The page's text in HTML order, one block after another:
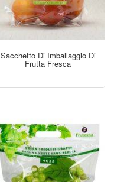
Sacchetto Di Imballaggio Di
Frutta Fresca